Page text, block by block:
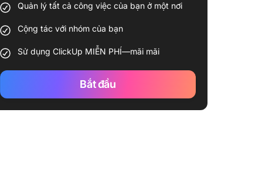
Quản lý tất cả công việc của bạn ở một nơi
Cộng tác với nhóm của bạn
Sử dụng ClickUp MIỄN PHÍ—mãi mãi
Bắt đầu